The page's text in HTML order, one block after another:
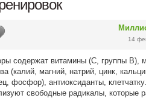
14
содержат витамины (С, группы В),
(калий, магний, натрий, цинк,
фосфор), антиоксиданты,
свободные радикалы, которые